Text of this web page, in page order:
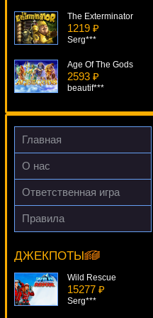
The Exterminator
1219 ₽
Serg***
Age Of The Gods
2593 ₽
beautif***
Battlestar Galactica
549 ₽
sgvwood***
Главная
О нас
Ответственная игра
Правила
ДЖЕКПОТЫ
Frankenstein
Lucy***
Wild Rescue
15277 ₽
Serg***